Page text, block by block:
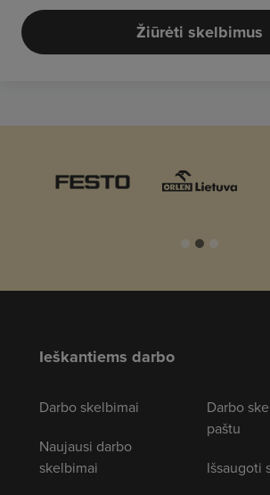
Žiūrėti skelbimus
Ieškantiems darbo
Darbo skelbimai
Naujausi darbo
skelbimai
Darbo
paštu
Išsaugoti